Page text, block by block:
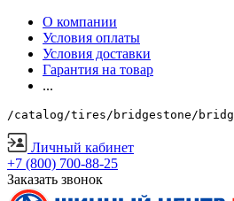
О компании
Условия оплаты
Условия доставки
Гарантия на товар
...
/catalog/tires/bridgestone/
Личный кабинет
+7 (800) 700-88-25
Заказать звонок